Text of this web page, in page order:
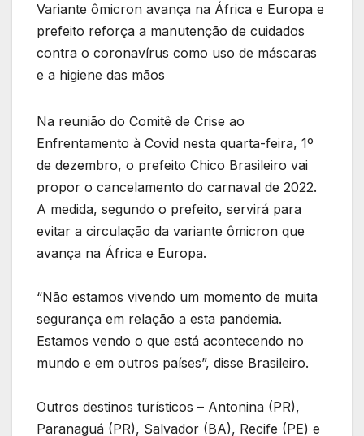
Variante ômicron avança na África e Europa e
prefeito reforça a manutenção de cuidados
contra o coronavírus como uso de máscaras
e a higiene das mãos
Na reunião do Comitê de Crise ao
Enfrentamento à Covid nesta quarta-feira, 1º
de dezembro, o prefeito Chico Brasileiro vai
propor o cancelamento do carnaval de 2022.
A medida, segundo o prefeito, servirá para
evitar a circulação da variante ômicron que
avança na África e Europa.
“Não estamos vivendo um momento de muita
segurança em relação a esta pandemia.
Estamos vendo o que está acontecendo no
mundo e em outros países”, disse Brasileiro.
Outros destinos turísticos – Antonina (PR),
Paranaguá (PR), Salvador (BA), Recife (PE) e